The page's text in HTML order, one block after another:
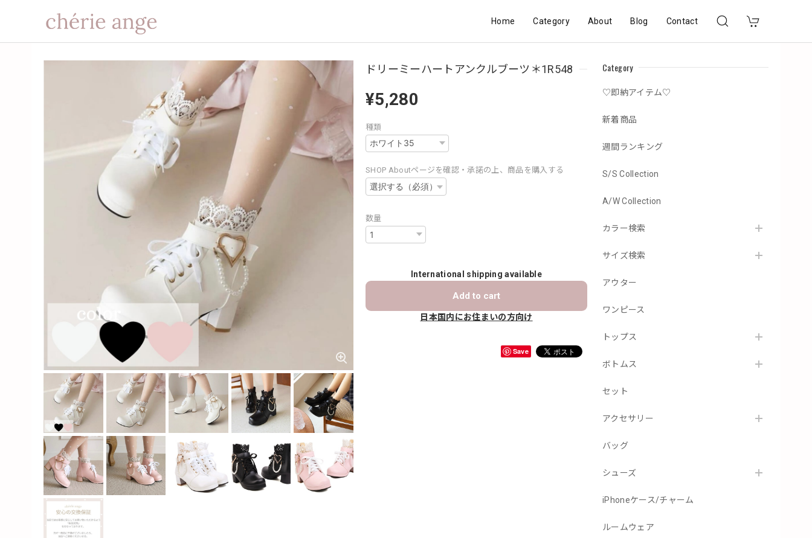
Home Category About Blog Contact
Category
♡即納アイテム♡
新着商品
週間ランキング
S/S Collection
A/W Collection
カラー検索
サイズ検索
アウター
ワンピース
トップス
ボトムス
セット
アクセサリー
バッグ
シューズ
iPhoneケース/チャーム
ルームウェア
ドリーミーハートアンクルブーツ＊1R548
¥5,280
種類
SHOP Aboutページを確認・承諾の上、商品を購入する
数量
International shipping available
Add to cart
日本国内にお住まいの方向け
Save